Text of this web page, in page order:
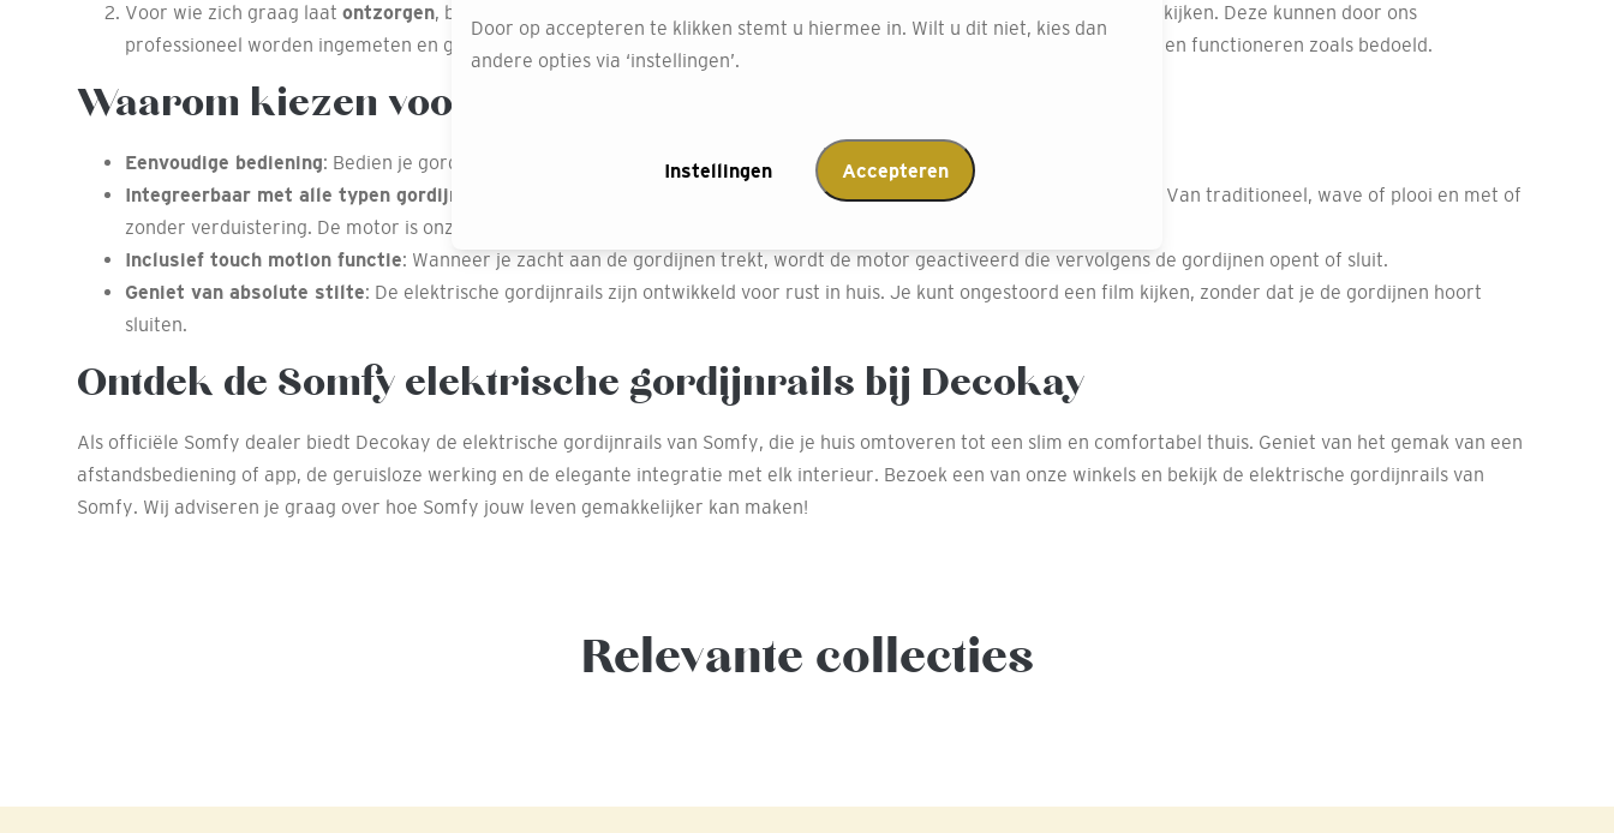
Voor wie zich graag laat ontzorgen, biedt Decokay de mogelijkheid om in de winkel verschillende luxe gordijnrails te bekijken. Deze kunnen door ons
professioneel worden ingemeten en gemonteerd. Onze service garandeert dat de elektrische gordijnen perfect passen en functioneren zoals bedoeld.
Waarom kiezen voor Somfy elektrische gordijnrails?
Eenvoudige bediening: Bedien je gordijnen gemakkelijk via de Somfy app of afstandsbediening.
Integreerbaar met alle typen gordijnen
: De Somfy gordijnrails zijn eenvoudig integreerbaar met alle typen gordijnen. Van traditioneel, wave of plooi en met of
zonder verduistering. De motor is onzichtbaar weggewerkt achter het gordijn.
Inclusief touch motion functie: Wanneer je zacht aan de gordijnen trekt, wordt de motor geactiveerd die vervolgens de gordijnen opent of sluit.
Geniet van absolute stilte: De elektrische gordijnrails zijn ontwikkeld voor rust in huis. Je kunt ongestoord een film kijken, zonder dat je de gordijnen hoort
sluiten.
Ontdek de Somfy elektrische gordijnrails bij Decokay
Als officiële Somfy dealer biedt Decokay de elektrische gordijnrails van Somfy, die je huis omtoveren tot een slim en comfortabel thuis. Geniet van het gemak van een
afstandsbediening of app, de geruisloze werking en de elegante integratie met elk interieur. Bezoek een van onze winkels en bekijk de elektrische gordijnrails van
Somfy. Wij adviseren je graag over hoe Somfy jouw leven gemakkelijker kan maken!
Relevante collecties
Door op accepteren te klikken stemt u hiermee in. Wilt u dit niet, kies dan
andere opties via ‘instellingen’.
Instellingen Accepteren